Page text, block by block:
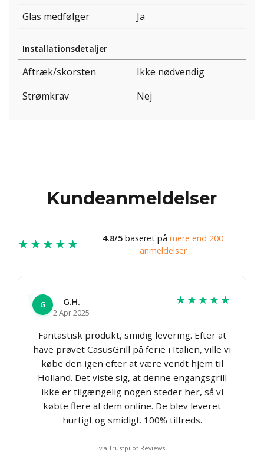
Glas medfølger
Ja
Installationsdetaljer
Aftræk/skorsten
Ikke nødvendig
Strømkrav
Nej
Kundeanmeldelser
★★★★★ 4.8/5 baseret på mere end 200
anmeldelser
G
G.H.
2 Apr 2025
★★★★★
Fantastisk produkt, smidig levering. Efter at
have prøvet CasusGrill på ferie i Italien, ville vi
købe den igen efter at være vendt hjem til
Holland. Det viste sig, at denne engangsgrill
ikke er tilgængelig nogen steder her, så vi
købte flere af dem online. De blev leveret
hurtigt og smidigt. 100% tilfreds.
via Trustpilot Reviews